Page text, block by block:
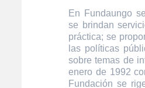
En Fundaungo
se brindan
práctica; se
las políticas
sobre temas de
enero de 1992
Fundación se